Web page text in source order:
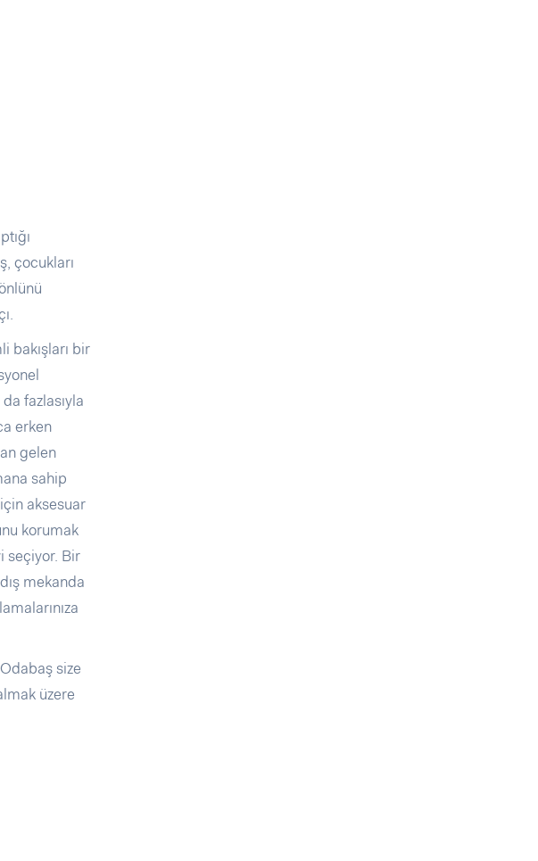
çocukları
bakışları bir
fazlasıyla
erken
gelen
sahip
aksesuar
korumak
seçiyor. Bir
mekanda
size
üzere